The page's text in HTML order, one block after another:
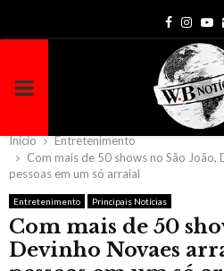
Facebook
PRIMARY
MENU
Início
Entretenimento
Com mais de 50 shows no São
pessoas em um só arraial
Entretenimento Principais Notícias
Com mais de 50
Devinho Novaes